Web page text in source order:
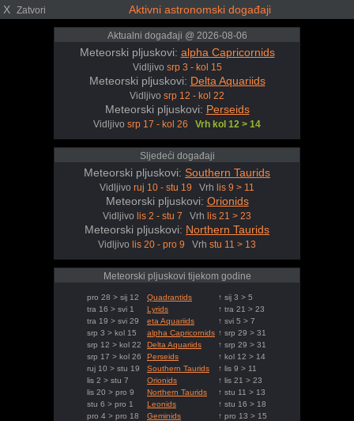
X Zatvori Aktivni astronomski događaji
Aktualni događaji @ 2026-08-06
Meteorski pljuskovi: alpha Capricornids
Vidljivo srp 3 - kol 15
Meteorski pljuskovi: Delta Aquariids
Vidljivo srp 12 - kol 22
Meteorski pljuskovi: Perseids
Vidljivo srp 17 - kol 26 Vrh kol 12 > 14
Sljedeći događaji
Meteorski pljuskovi: Southern Taurids
Vidljivo ruj 10 - stu 19 Vrh lis 9 > 11
Meteorski pljuskovi: Orionids
Vidljivo lis 2 - stu 7 Vrh lis 21 > 23
Meteorski pljuskovi: Northern Taurids
Vidljivo lis 20 - pro 9 Vrh stu 11 > 13
Meteorski pljuskovi tijekom godine
pro 28 > sij 12 Quadrantids
↑ sij 3 > 5
tra 16 > svi 1
Lyrids
↑ tra 21 > 23
tra 19 > svi 29
eta Aquariids
↑ svi 5 > 7
srp 3 > kol 15
alpha Capricornids ↑ srp 29 > 31
srp 12 > kol 22
Delta Aquariids
↑ srp 29 > 31
srp 17 > kol 26
Perseids
↑ kol 12 > 14
ruj 10 > stu 19
Southern Taurids
↑ lis 9 > 11
lis 2 > stu 7
Orionids
↑ lis 21 > 23
lis 20 > pro 9
Northern Taurids
↑ stu 11 > 13
stu 6 > pro 1
Leonids
↑ stu 16 > 18
pro 4 > pro 18
Geminids
↑ pro 13 > 15